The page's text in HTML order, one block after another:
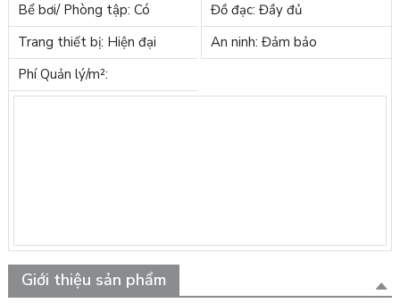
Bể bơi/ Phòng tập: Có
Đồ đạc: Đầy đủ
Trang thiết bị: Hiện đại
An ninh: Đảm bảo
Phí Quản lý/m²:
Giới thiệu sản phẩm